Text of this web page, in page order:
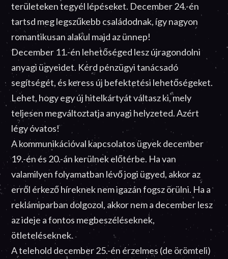
területeken tegyél lépéseket. December 24.-én
tartsd meg legszűkebb családodnak, így nagyon
romantikusan alakul majd az ünnep!
December 11.-én lehetőséged lesz újragondolni
anyagi ügyeidet. Kérd pénzügyi tanácsadó
segítségét, és keress új befektetési lehetőségeket.
Lehet, hogy egy új hitelkártyát váltasz ki, mely
teljesen megváltoztatja anyagi helyzeted. Azért
légy óvatos!
A kommunikációval kapcsolatos ügyek december
19.-én és 20.-án kerülnek előtérbe. Ha van
valamilyen folyamatban lévő jogi ügyed, akkor az
erről érkező híreknek nem igazán fogsz örülni. Ha a
reklámiparban dolgozol, akkor nem a december lesz
az ideje a fontos megbeszéléseknek,
ötleteléseknek.
A telehold december 25.-én érzelmes (de örömteli)